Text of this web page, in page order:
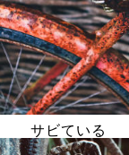
サビている